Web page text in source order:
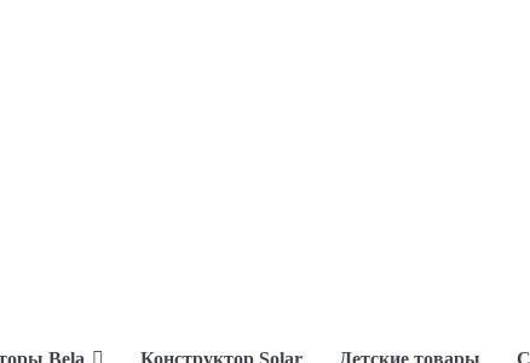
Bela Конструктор Solar Детские товары